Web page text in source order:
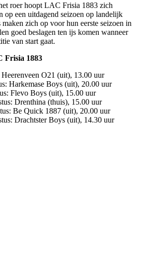
roer hoopt LAC Frisia 1883 zich
op een uitdagend seizoen op landelijk
zich op voor hun eerste seizoen in
goed beslagen ten ijs komen wanneer
van start gaat.
Frisia 1883
O21 (uit), 13.00 uur
Harkemase Boys (uit), 20.00 uur
Flevo Boys (uit), 15.00 uur
Drenthina (thuis), 15.00 uur
Be Quick 1887 (uit), 20.00 uur
Drachtster Boys (uit), 14.30 uur